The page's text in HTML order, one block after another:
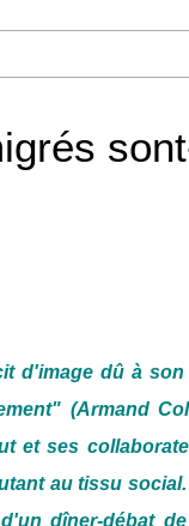
d'image dû à
(Armand
et ses
au tissu
dîner-débat